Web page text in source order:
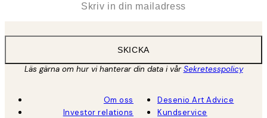
SKICKA
Läs gärna om hur vi hanterar din data i vårSekretesspolicy
Om oss
Investor relations
Desenio Art Advice
Kundservice